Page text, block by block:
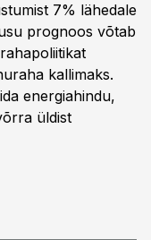
7% lähedale
prognoos võtab
kallimaks.
energiahindu,
üldist